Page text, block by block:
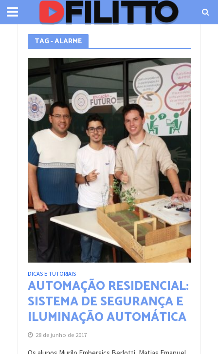
TAG - ALARME
DICAS E TUTORIAIS
AUTOMAÇÃO RESIDENCIAL:
SISTEMA DE SEGURANÇA E
ILUMINAÇÃO AUTOMÁTICA
28 de junho de 2017